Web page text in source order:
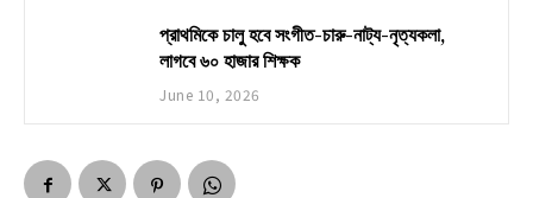
প্রাথমিকে চালু হবে সংগীত-চারু-নাট্য-নৃত্যকলা,
লাগবে ৬০ হাজার শিক্ষক
June 10, 2026